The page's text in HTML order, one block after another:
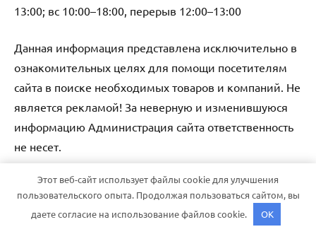
13:00; вс 10:00–18:00, перерыв 12:00–13:00
Данная информация представлена исключительно в
ознакомительных целях для помощи посетителям
сайта в поиске необходимых товаров и компаний. Не
является рекламой! За неверную и изменившуюся
информацию Администрация сайта ответственность
не несет.
Тема WordPress: Dynamico от ThemeZee.
Этот веб-сайт использует файлы cookie для улучшения
пользовательского опыта. Продолжая пользоваться сайтом, вы
даете согласие на использование файлов cookie.
OK